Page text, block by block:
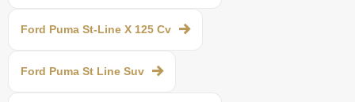
Ford Puma St-Line X 125 Cv
Ford Puma St Line Suv